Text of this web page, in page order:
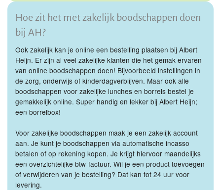
Hoe zit het met zakelijk boodschappen doen
bij AH?
Ook zakelijk kan je online een bestelling plaatsen bij Albert
Heijn. Er zijn al veel zakelijke klanten die het gemak ervaren
van online boodschappen doen! Bijvoorbeeld instellingen in
de zorg, onderwijs of kinderdagverblijven. Maar ook alle
boodschappen voor zakelijke lunches en borrels bestel je
gemakkelijk online. Super handig en lekker bij Albert Heijn;
een borrelbox!
Voor zakelijke boodschappen maak je een zakelijk account
aan. Je kunt je boodschappen via automatische incasso
betalen of op rekening kopen. Je krijgt hiervoor maandelijks
een overzichtelijke btw-factuur. Wil je een product toevoegen
of verwijderen van je bestelling? Dat kan tot 24 uur voor
levering.